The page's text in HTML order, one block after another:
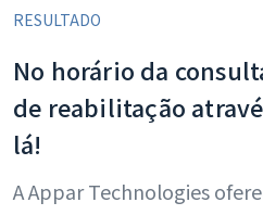
RESULTADO
No horário da
de reabilitação
lá!
A Appar Technologies